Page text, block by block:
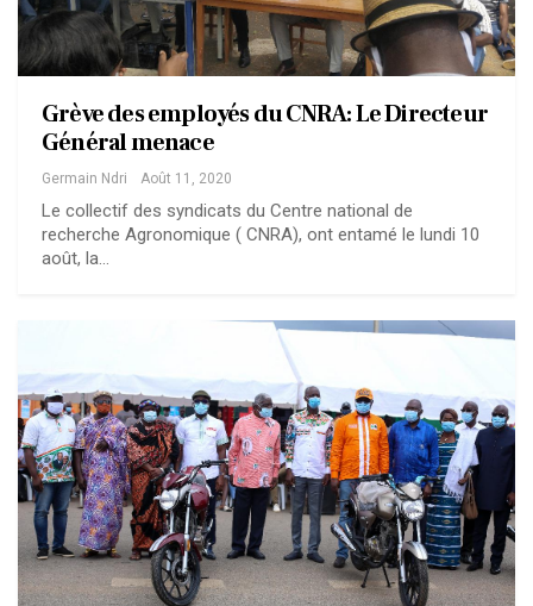
Grève des employés du CNRA: Le Directeur
Général menace
Germain Ndri Août 11, 2020
Le collectif des syndicats du Centre national de
recherche Agronomique ( CNRA), ont entamé le lundi 10
août, la…